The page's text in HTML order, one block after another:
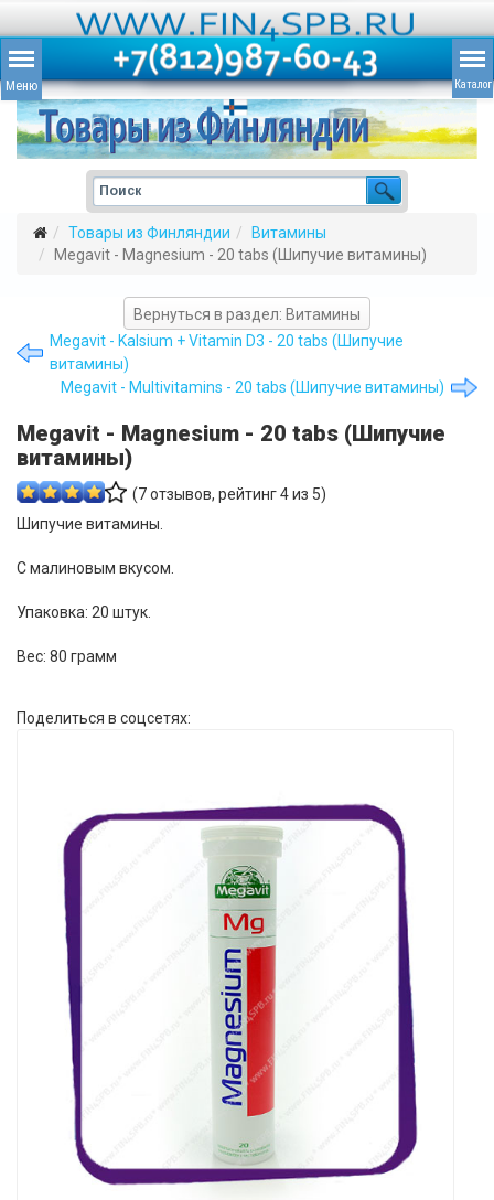
Товары из Финляндии
Витамины
Megavit - Magnesium - 20 tabs (Шипучие витамины)
Вернуться в раздел: Витамины
Megavit - Kalsium + Vitamin D3 - 20 tabs (Шипучие
витамины)
Megavit - Multivitamins - 20 tabs (Шипучие витамины)
Megavit - Magnesium - 20 tabs (Шипучие
витамины)
(7отзывов, рейтинг4из 5)
Шипучие витамины.
С малиновым вкусом.
Упаковка: 20 штук.
Вес: 80 грамм
Поделиться в соцсетях: